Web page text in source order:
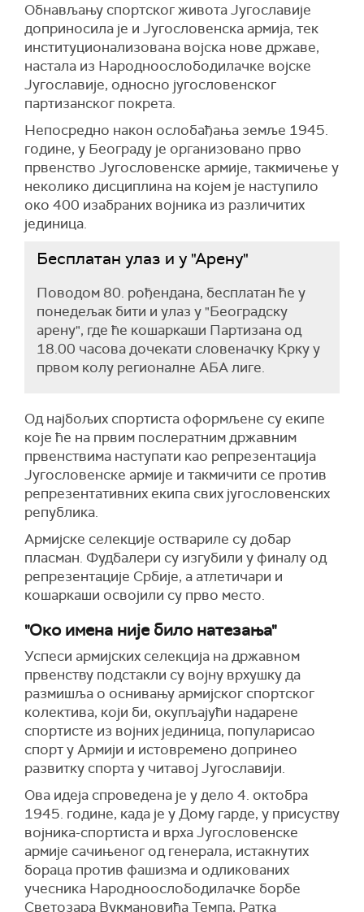
Обнављању спортског живота Југославије
доприносила је и Југословенска армија, тек
институционализована војска нове државе,
настала из Народноослободилачке војске
Југославије, односно југословенског
партизанског покрета.
Непосредно након ослобађања земље 1945.
године, у Београду је организовано прво
првенство Југословенске армије, такмичење у
неколико дисциплина на којем је наступило
око 400 изабраних војника из различитих
јединица.
Бесплатан улаз и у "Арену"
Поводом 80. рођендана, бесплатан ће у
понедељак бити и улаз у "Београдску
арену", где ће кошаркаши Партизана од
18.00 часова дочекати словеначку Крку у
првом колу регионалне АБА лиге.
Од најбољих спортиста оформљене су екипе
које ће на првим послератним државним
првенствима наступати као репрезентација
Југословенске армије и такмичити се против
репрезентативних екипа свих југословенских
република.
Армијске селекције оствариле су добар
пласман. Фудбалери су изгубили у финалу од
репрезентације Србије, а атлетичари и
кошаркаши освојили су прво место.
"Око имена није било натезања"
Успеси армијских селекција на државном
првенству подстакли су војну врхушку да
размишља о оснивању армијског спортског
колектива, који би, окупљајући надарене
спортисте из војних јединица, популарисао
спорт у Армији и истовремено допринео
развитку спорта у читавој Југославији.
Ова идеја спроведена је у дело 4. октобра
1945. године, када је у Дому гарде, у присуству
војника-спортиста и врха Југословенске
армије сачињеног од генерала, истакнутих
бораца против фашизма и одликованих
учесника Народноослободилачке борбе
Светозара Вукмановића Темпа, Ратка